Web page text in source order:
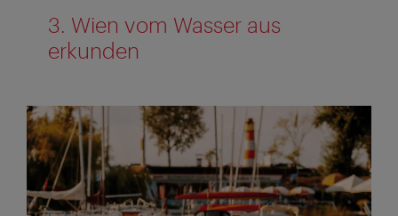
3. Wien vom Wasser aus
erkunden